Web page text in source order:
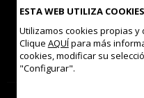
Acepto las
ESTA WEB UTILIZA COOKIES
Utilizamos cookies propias
Clique AQUÍpara más
cookies, modificar su
"Configurar".